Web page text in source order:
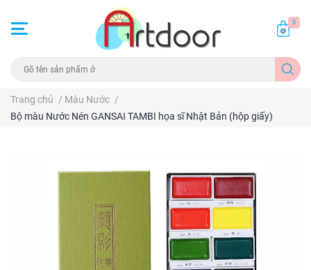
0
Trang chủ / Màu Nước /
Bộ màu Nước Nén GANSAI TAMBI họa sĩ Nhật Bản (hộp giấy)